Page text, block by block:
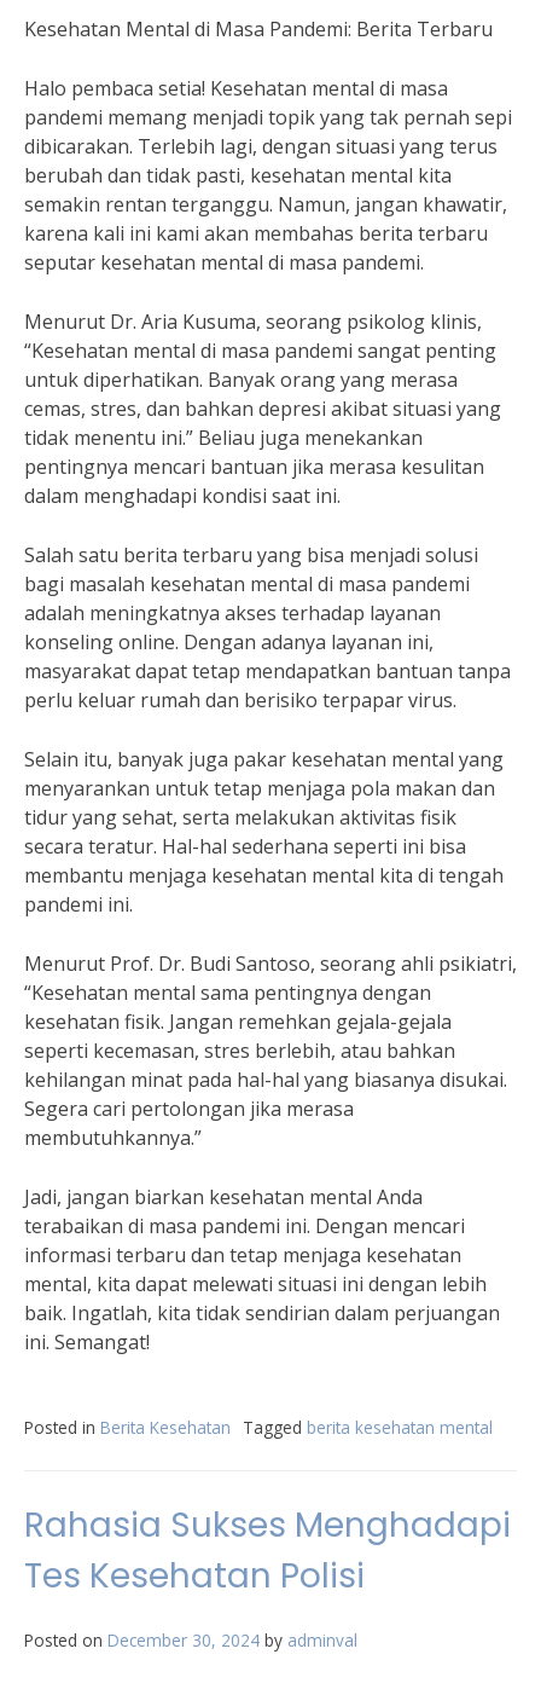
Kesehatan Mental di Masa Pandemi: Berita Terbaru
Halo pembaca setia! Kesehatan mental di masa
pandemi memang menjadi topik yang tak pernah sepi
dibicarakan. Terlebih lagi, dengan situasi yang terus
berubah dan tidak pasti, kesehatan mental kita
semakin rentan terganggu. Namun, jangan khawatir,
karena kali ini kami akan membahas berita terbaru
seputar kesehatan mental di masa pandemi.
Menurut Dr. Aria Kusuma, seorang psikolog klinis,
“Kesehatan mental di masa pandemi sangat penting
untuk diperhatikan. Banyak orang yang merasa
cemas, stres, dan bahkan depresi akibat situasi yang
tidak menentu ini.” Beliau juga menekankan
pentingnya mencari bantuan jika merasa kesulitan
dalam menghadapi kondisi saat ini.
Salah satu berita terbaru yang bisa menjadi solusi
bagi masalah kesehatan mental di masa pandemi
adalah meningkatnya akses terhadap layanan
konseling online. Dengan adanya layanan ini,
masyarakat dapat tetap mendapatkan bantuan tanpa
perlu keluar rumah dan berisiko terpapar virus.
Selain itu, banyak juga pakar kesehatan mental yang
menyarankan untuk tetap menjaga pola makan dan
tidur yang sehat, serta melakukan aktivitas fisik
secara teratur. Hal-hal sederhana seperti ini bisa
membantu menjaga kesehatan mental kita di tengah
pandemi ini.
Menurut Prof. Dr. Budi Santoso, seorang ahli psikiatri,
“Kesehatan mental sama pentingnya dengan
kesehatan fisik. Jangan remehkan gejala-gejala
seperti kecemasan, stres berlebih, atau bahkan
kehilangan minat pada hal-hal yang biasanya disukai.
Segera cari pertolongan jika merasa
membutuhkannya.”
Jadi, jangan biarkan kesehatan mental Anda
terabaikan di masa pandemi ini. Dengan mencari
informasi terbaru dan tetap menjaga kesehatan
mental, kita dapat melewati situasi ini dengan lebih
baik. Ingatlah, kita tidak sendirian dalam perjuangan
ini. Semangat!
Posted in Berita Kesehatan Tagged berita kesehatan mental
Rahasia Sukses Menghadapi
Tes Kesehatan Polisi
Posted on December 30, 2024 by adminval